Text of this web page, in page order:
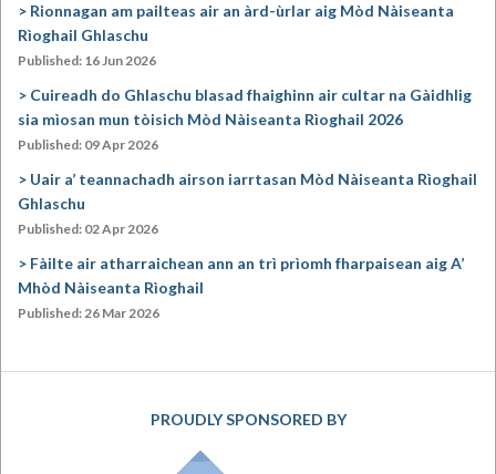
Rionnagan am pailteas air an àrd-ùrlar aig Mòd Nàiseanta
Rìoghail Ghlaschu
Published: 16 Jun 2026
Cuireadh do Ghlaschu blasad fhaighinn air cultar na Gàidhlig
sia mìosan mun tòisich Mòd Nàiseanta Rìoghail 2026
Published: 09 Apr 2026
Uair a’ teannachadh airson iarrtasan Mòd Nàiseanta Rìoghail
Ghlaschu
Published: 02 Apr 2026
Fàilte air atharraichean ann an trì prìomh fharpaisean aig A’
Mhòd Nàiseanta Rìoghail
Published: 26 Mar 2026
PROUDLY SPONSORED BY